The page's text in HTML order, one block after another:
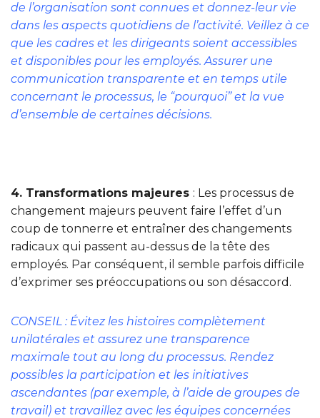
de l’organisation sont connues et donnez-leur vie
dans les aspects quotidiens de l’activité. Veillez à ce
que les cadres et les dirigeants soient accessibles
et disponibles pour les employés. Assurer une
communication transparente et en temps utile
concernant le processus, le “pourquoi” et la vue
d’ensemble de certaines décisions.
4. Transformations majeures : Les processus de
changement majeurs peuvent faire l’effet d’un
coup de tonnerre et entraîner des changements
radicaux qui passent au-dessus de la tête des
employés. Par conséquent, il semble parfois difficile
d’exprimer ses préoccupations ou son désaccord.
CONSEIL : Évitez les histoires complètement
unilatérales et assurez une transparence
maximale tout au long du processus. Rendez
possibles la participation et les initiatives
ascendantes (par exemple, à l’aide de groupes de
travail) et travaillez avec les équipes concernées